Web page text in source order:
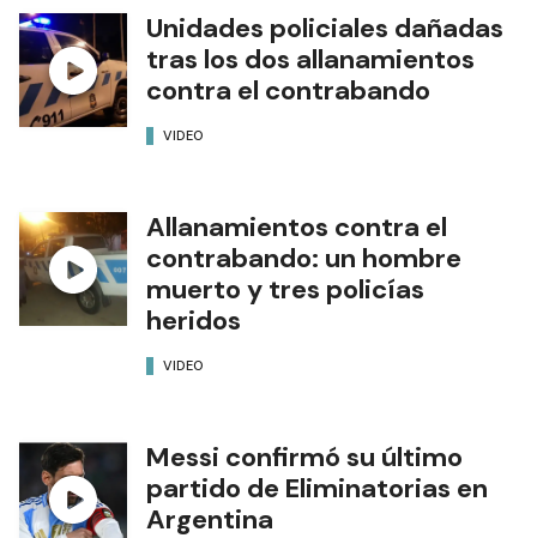
Unidades policiales dañadas
tras los dos allanamientos
contra el contrabando
VIDEO
Allanamientos contra el
contrabando: un hombre
muerto y tres policías
heridos
VIDEO
Messi confirmó su último
partido de Eliminatorias en
Argentina